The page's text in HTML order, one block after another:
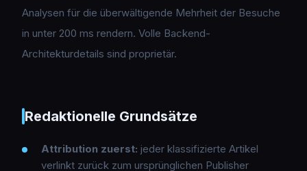
Analysen für die überwältigende Mehrheit der Besuche
in unter 200 ms rendern. Volle Backend-
Architekturdetails sind proprietär.
Redaktionelle Grundsätze
Attribution zuerst: jeder klassifizierte Artikel
verlinkt zurück zum ursprünglichen Publisher